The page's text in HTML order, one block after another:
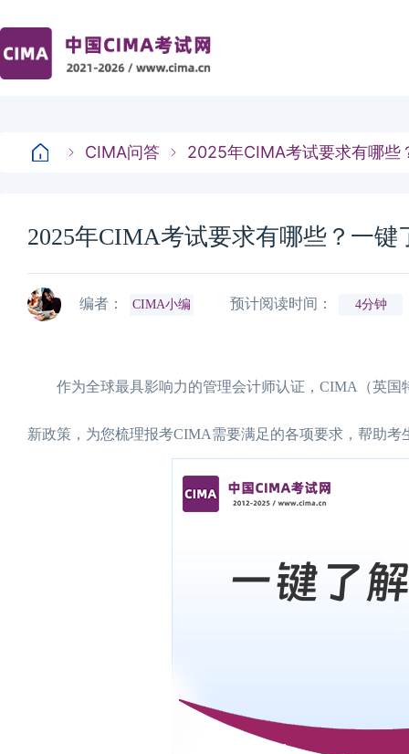
CIMA问答 2025年CIMA考试要求有哪些
2025年CIMA考试要求有哪些？一键
编者： CIMA小编 预计阅读时间： 4分钟
作为全球最具影响力的管理会计师认证，CIMA（英国
新政策，为您梳理报考CIMA需要满足的各项要求，帮助考